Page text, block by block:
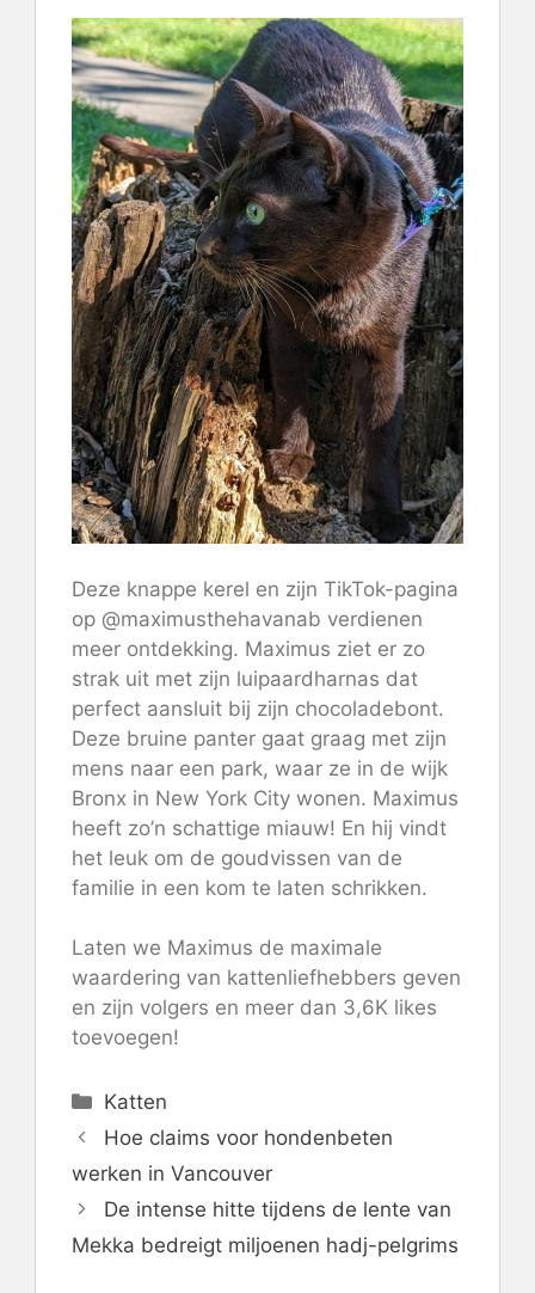
Deze knappe kerel en zijn TikTok-pagina
op @maximusthehavanab verdienen
meer ontdekking. Maximus ziet er zo
strak uit met zijn luipaardharnas dat
perfect aansluit bij zijn chocoladebont.
Deze bruine panter gaat graag met zijn
mens naar een park, waar ze in de wijk
Bronx in New York City wonen. Maximus
heeft zo’n schattige miauw! En hij vindt
het leuk om de goudvissen van de
familie in een kom te laten schrikken.
Laten we Maximus de maximale
waardering van kattenliefhebbers geven
en zijn volgers en meer dan 3,6K likes
toevoegen!
Categorieën
Katten
Hoe claims voor hondenbeten
werken in Vancouver
De intense hitte tijdens de lente van
Mekka bedreigt miljoenen hadj-pelgrims